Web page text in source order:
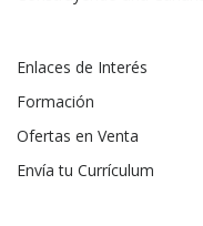
Enlaces de Interés
Formación
Ofertas en Venta
Envía tu Currículum